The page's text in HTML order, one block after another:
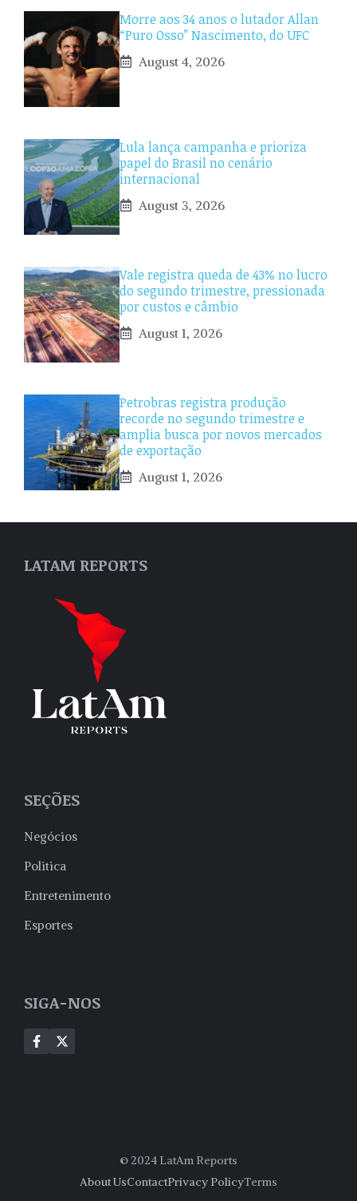
Morre aos 34 anos o lutador Allan
“Puro Osso” Nascimento, do UFC
August 4, 2026
Lula lança campanha e prioriza
papel do Brasil no cenário
internacional
August 3, 2026
Vale registra queda de 43% no lucro
do segundo trimestre, pressionada
por custos e câmbio
August 1, 2026
Petrobras registra produção
recorde no segundo trimestre e
amplia busca por novos mercados
de exportação
August 1, 2026
LATAM REPORTS
SEÇÕES
Negócios
Politica
Entretenimento
Esportes
SIGA-NOS
© 2024 LatAm Reports
About UsContactPrivacy PolicyTerms